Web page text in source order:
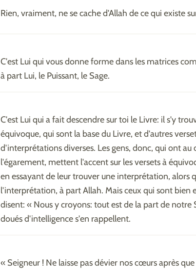
Rien, vraiment, ne se cache d'Allah de ce qui existe
C'est Lui qui vous donne forme dans les matrices
à part Lui, le Puissant, le Sage.
C'est Lui qui a fait descendre sur toi le Livre: il s'y
équivoque, qui sont la base du Livre, et d'autres
d'interprétations diverses. Les gens, donc, qui ont
l'égarement, mettent l'accent sur les versets à
en essayant de leur trouver une interprétation, alors
l'interprétation, à part Allah. Mais ceux qui sont bien
disent: « Nous y croyons: tout est de la part de notre
doués d'intelligence s'en rappellent.
« Seigneur ! Ne laisse pas dévier nos cœurs après que